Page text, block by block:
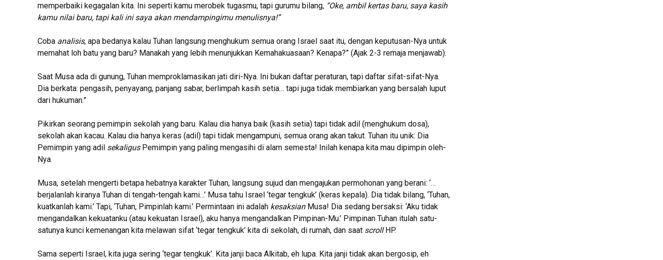
memperbaiki kegagalan kita. Ini seperti kamu merobek tugasmu, tapi gurumu bilang, “Oke, ambil kertas baru, saya kasih
kamu nilai baru, tapi kali ini saya akan mendampingimu menulisnya!”
Coba analisis, apa bedanya kalau Tuhan langsung menghukum semua orang Israel saat itu, dengan keputusan-Nya untuk
memahat loh batu yang baru? Manakah yang lebih menunjukkan Kemahakuasaan? Kenapa?” (Ajak 2-3 remaja menjawab).
Saat Musa ada di gunung, Tuhan memproklamasikan jati diri-Nya. Ini bukan daftar peraturan, tapi daftar sifat-sifat-Nya.
Dia berkata: pengasih, penyayang, panjang sabar, berlimpah kasih setia… tapi juga tidak membiarkan yang bersalah luput
dari hukuman.”
Pikirkan seorang pemimpin sekolah yang baru. Kalau dia hanya baik (kasih setia) tapi tidak adil (menghukum dosa),
sekolah akan kacau. Kalau dia hanya keras (adil) tapi tidak mengampuni, semua orang akan takut. Tuhan itu unik: Dia
Pemimpin yang adil sekaligusPemimpin yang paling mengasihi di alam semesta! Inilah kenapa kita mau dipimpin oleh-
Nya.
Musa, setelah mengerti betapa hebatnya karakter Tuhan, langsung sujud dan mengajukan permohonan yang berani: ‘…
berjalanlah kiranya Tuhan di tengah-tengah kami…’ Musa tahu Israel ‘tegar tengkuk’ (keras kepala). Dia tidak bilang, ‘Tuhan,
kuatkanlah kami.’ Tapi, ‘Tuhan, Pimpinlah kami.’ Permintaan ini adalah kesaksianMusa! Dia sedang bersaksi: ‘Aku tidak
mengandalkan kekuatanku (atau kekuatan Israel), aku hanya mengandalkan Pimpinan-Mu.’ Pimpinan Tuhan itulah satu-
satunya kunci kemenangan kita melawan sifat ‘tegar tengkuk’ kita di sekolah, di rumah, dan saat scrollHP.
Sama seperti Israel, kita juga sering ‘tegar tengkuk’. Kita janji baca Alkitab, eh lupa. Kita janji tidak akan bergosip, eh